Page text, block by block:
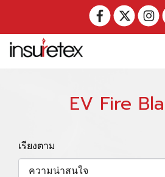
EV Fire
เรียงตาม